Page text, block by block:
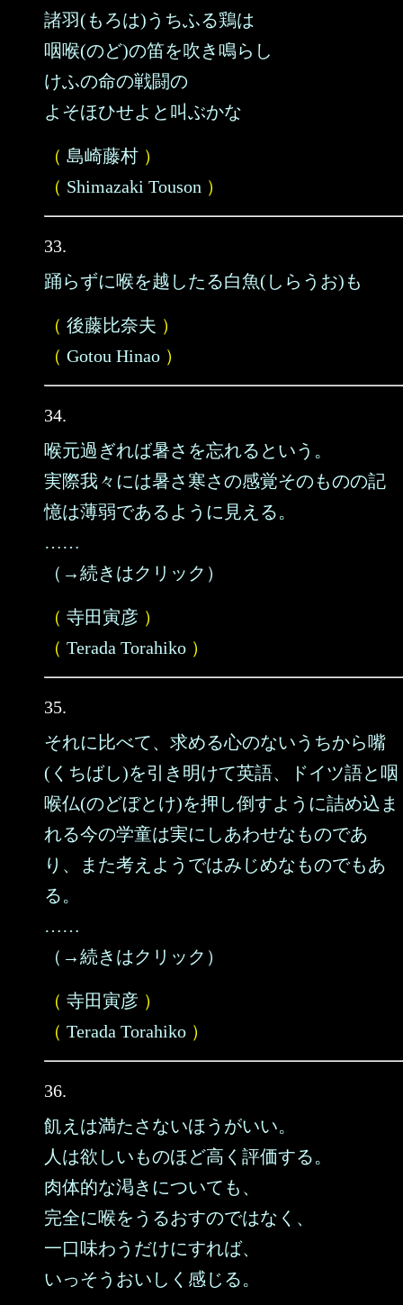
諸羽(もろは)うちふる鶏は
咽喉(のど)の笛を吹き鳴らし
けふの命の戦闘の
よそほひせよと叫ぶかな
（ 島崎藤村 ）
（ Shimazaki Touson ）
33.
踊らずに喉を越したる白魚(しらうお)も
（ 後藤比奈夫 ）
（ Gotou Hinao ）
34.
喉元過ぎれば暑さを忘れるという。
実際我々には暑さ寒さの感覚そのものの記
憶は薄弱であるように見える。
……
（→続きはクリック）
（ 寺田寅彦 ）
（ Terada Torahiko ）
35.
それに比べて、求める心のないうちから嘴
(くちばし)を引き明けて英語、ドイツ語と咽
喉仏(のどぼとけ)を押し倒すように詰め込ま
れる今の学童は実にしあわせなものであ
り、また考えようではみじめなものでもあ
る。
……
（→続きはクリック）
（ 寺田寅彦 ）
（ Terada Torahiko ）
36.
飢えは満たさないほうがいい。
人は欲しいものほど高く評価する。
肉体的な渇きについても、
完全に喉をうるおすのではなく、
一口味わうだけにすれば、
いっそうおいしく感じる。